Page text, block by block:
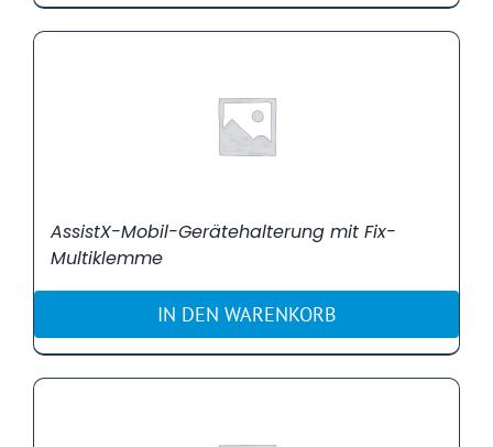
AssistX-Mobil-Gerätehalterung mit Fix-
Multiklemme
IN DEN WARENKORB